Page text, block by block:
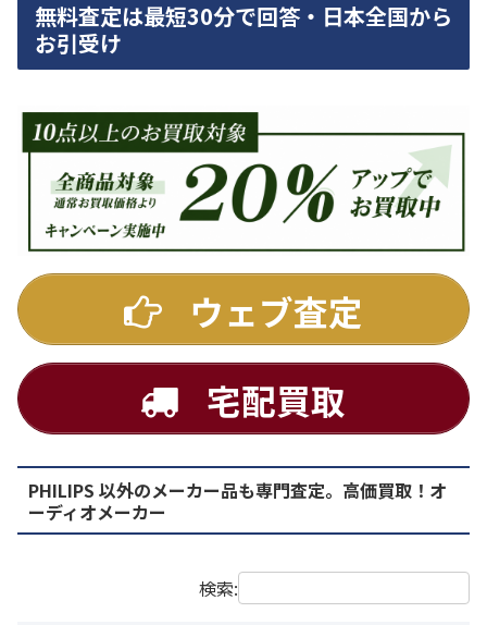
DA7000ES アンプ
買取価格：お問合せください
DENON
PMA-1500AE プリメインアンプ
買取価格：お問合せください
無料査定は最短30分で回答・日本全国から
お引受け
ウェブ査定
宅配買取
PHILIPS 以外のメーカー品も専門査定。高価買取！オ
ーディオメーカー
検索: